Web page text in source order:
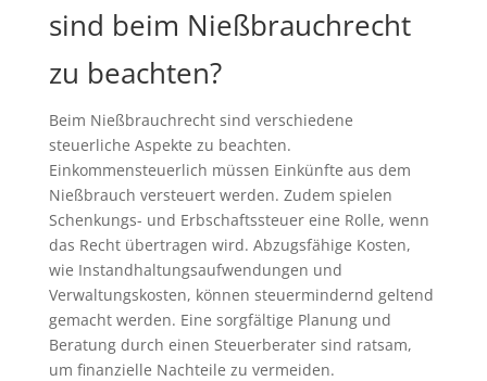
sind beim Nießbrauchrecht
zu beachten?
Beim Nießbrauchrecht sind verschiedene
steuerliche Aspekte zu beachten.
Einkommensteuerlich müssen Einkünfte aus dem
Nießbrauch versteuert werden. Zudem spielen
Schenkungs- und Erbschaftssteuer eine Rolle, wenn
das Recht übertragen wird. Abzugsfähige Kosten,
wie Instandhaltungsaufwendungen und
Verwaltungskosten, können steuermindernd geltend
gemacht werden. Eine sorgfältige Planung und
Beratung durch einen Steuerberater sind ratsam,
um finanzielle Nachteile zu vermeiden.